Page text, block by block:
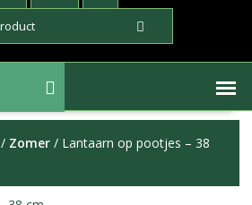
/ Zomer/ Lantaarn op pootjes – 38